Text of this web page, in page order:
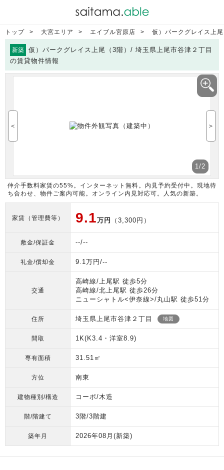
トップ 大宮エリア エイブル宮原店 仮）パークグレイス上
新築
仮）パークグレイス上尾（3階）/ 埼玉県上尾市谷津２丁目
の賃貸物件情報
1/2
＜ ＞
仲介手数料家賃の55%。インターネット無料。内見予約受付中。現地待
ち合わせ、物件ご案内可能。オンライン内見対応可。人気の新築。
家賃（管理費等） 9.1万円 （3,300円）
敷金/保証金 --/--
礼金/償却金 9.1万円/--
交通
高崎線/上尾駅 徒歩5分
高崎線/北上尾駅 徒歩26分
ニューシャトル<伊奈線>/丸山駅 徒歩51分
住所 埼玉県上尾市谷津２丁目 地図
間取 1K(K3.4・洋室8.9)
専有面積 31.51㎡
方位 南東
建物種別/構造 コーポ/木造
階/階建て 3階/3階建
築年月 2026年08月 (新築)